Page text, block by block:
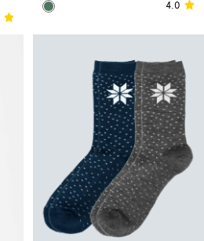
4.0